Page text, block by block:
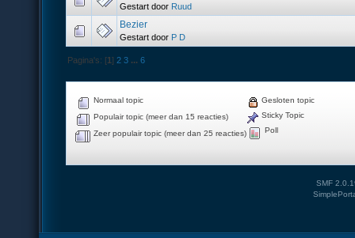
Gestart door Ruud
Bezier
Gestart door P D
Pagina's: [1]2 3 ...6
Normaal topic
Populair topic (meer dan 15 reacties)
Zeer populair topic (meer dan 25 reacties)
Gesloten topic
Sticky Topic
Poll
SMF